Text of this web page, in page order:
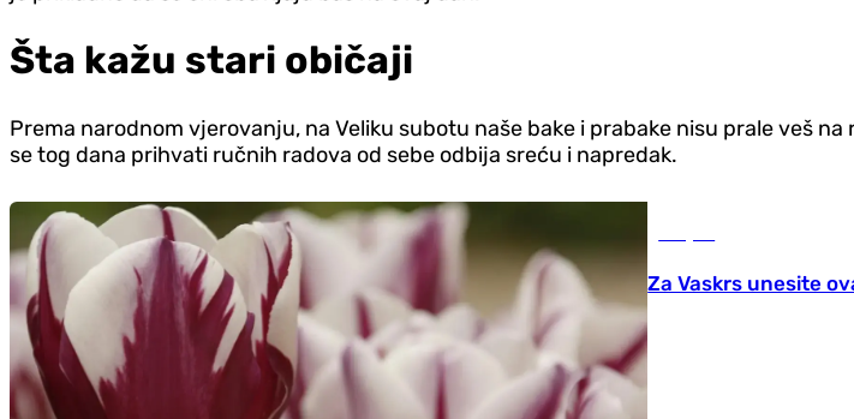
Šta kažu stari običaji
Prema narodnom vjerovanju, na Veliku subotu naše bake i prabake nisu prale veš
se tog dana prihvati ručnih radova od sebe odbija sreću i napredak.
Za Vaskrs unesite